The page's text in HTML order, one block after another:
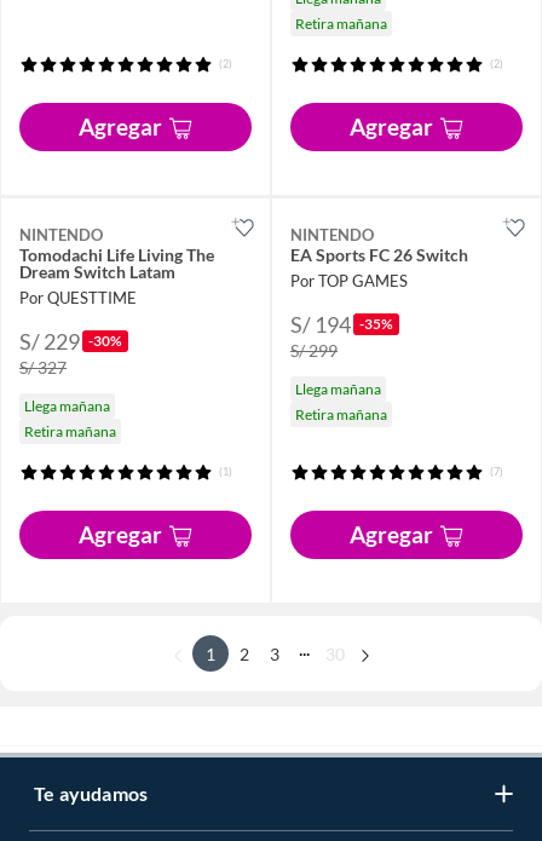
(2)
Agregar
Retira mañana
(2)
Agregar
NINTENDO
Tomodachi Life Living The
Dream Switch Latam
Por QUESTTIME
S/ 229 -30%
S/ 327
Llega mañana
Retira mañana
(1)
Agregar
NINTENDO
EA Sports FC 26 Switch
Por TOP GAMES
S/ 194 -35%
S/ 299
Llega mañana
Retira mañana
(7)
Agregar
1 2 3 30
Te ayudamos